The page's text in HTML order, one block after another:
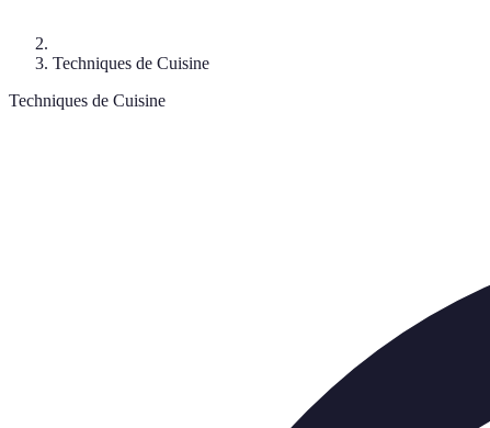
Techniques de Cuisine
Techniques de Cuisine